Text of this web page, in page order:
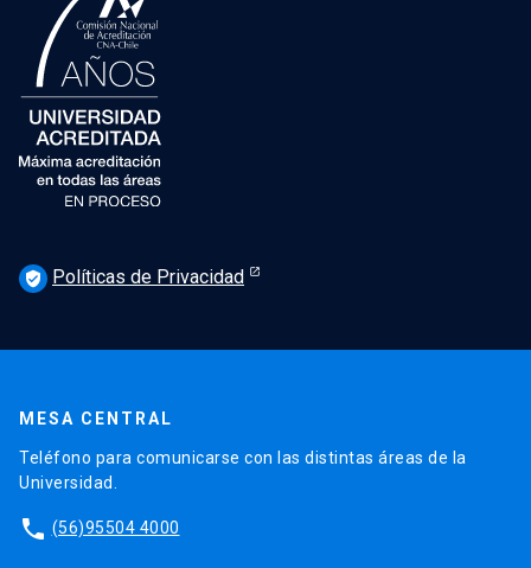
verified_user Políticas de Privacidad
MESA CENTRAL
Teléfono para comunicarse con las distintas áreas de la
Universidad.
phone (56)95504 4000